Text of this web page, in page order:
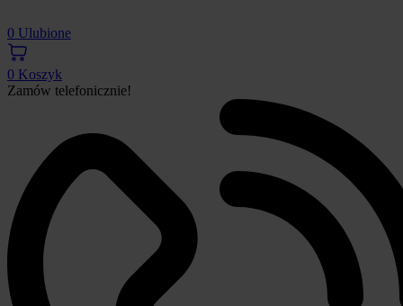
0 Ulubione
0 Koszyk
Zamów telefonicznie!